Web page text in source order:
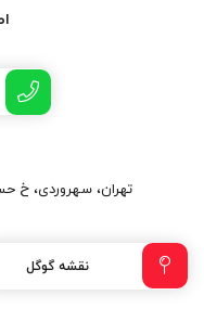
تهران، سهروردی، خ
نقشه گوگل